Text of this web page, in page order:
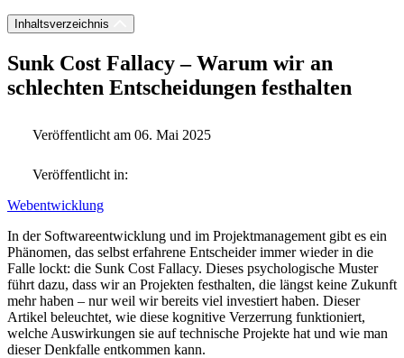
Inhaltsverzeichnis
Sunk Cost Fallacy – Warum wir an
schlechten Entscheidungen festhalten
Veröffentlicht am 06. Mai 2025
Veröffentlicht in:
Webentwicklung
In der Softwareentwicklung und im Projektmanagement gibt es ein
Phänomen, das selbst erfahrene Entscheider immer wieder in die
Falle lockt: die Sunk Cost Fallacy. Dieses psychologische Muster
führt dazu, dass wir an Projekten festhalten, die längst keine Zukunft
mehr haben – nur weil wir bereits viel investiert haben. Dieser
Artikel beleuchtet, wie diese kognitive Verzerrung funktioniert,
welche Auswirkungen sie auf technische Projekte hat und wie man
dieser Denkfalle entkommen kann.